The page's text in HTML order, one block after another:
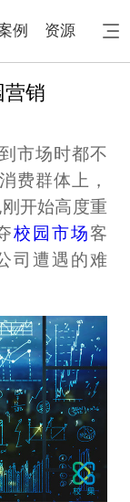
例 资源
营销
市场时都不
费群体上，
开始高度重
校园市场客
司遭遇的难